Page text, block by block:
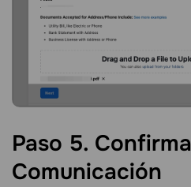
Paso 5.
Comunicación